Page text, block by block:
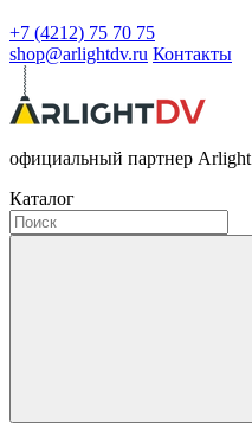
+7 (4212) 75 70 75
shop@arlightdv.ru Контакты
официальный партнер Arlight
Каталог